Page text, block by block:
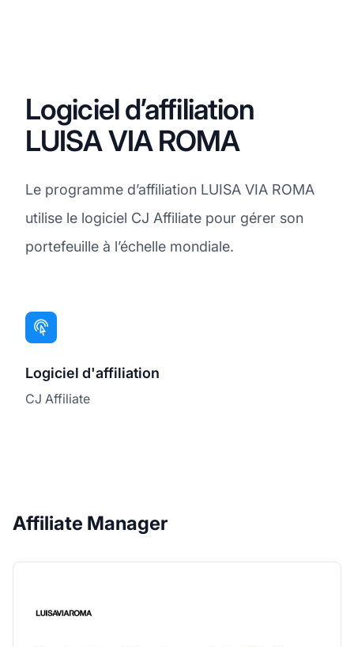
Logiciel d’affiliation
LUISA VIA ROMA
Le programme d’affiliation LUISA VIA ROMA
utilise le logiciel CJ Affiliate pour gérer son
portefeuille à l’échelle mondiale.
Logiciel d'affiliation
CJ Affiliate
Affiliate Manager